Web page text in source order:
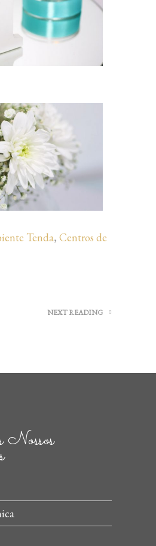
Tenda, Centros de
NEXT READING
Nossos